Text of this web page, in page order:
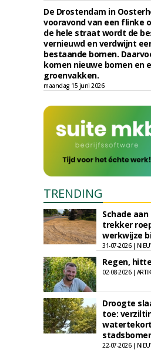
De Drostendam in
vooravond van een flinke
de hele straat wordt de
vernieuwd en verdwijnt
bestaande bomen.
komen nieuwe bomen en
groenvakken.
maandag 15 juni 2026
TRENDING
Schade
trekker
werkwijze
31-07-2026 |
Regen,
02-08-2026 |
Droogte
toe:
22-07-2026 |